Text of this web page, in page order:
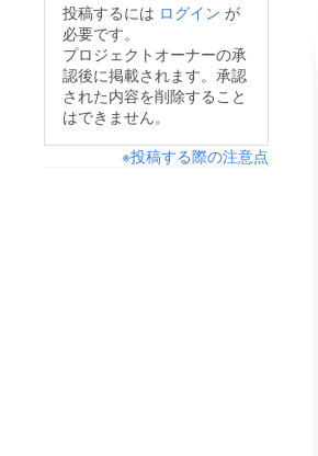
投稿するには ログイン が
必要です。
プロジェクトオーナーの承
認後に掲載されます。承認
された内容を削除すること
はできません。
※投稿する際の注意点